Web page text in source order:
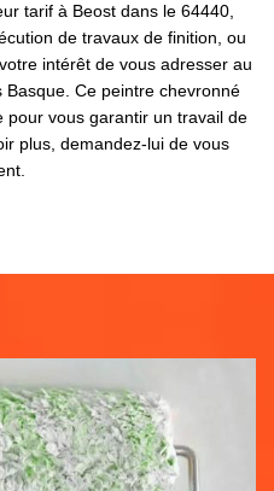
tarif à Beost dans le 64440,
de travaux de finition, ou
intérêt de vous adresser au
Ce peintre chevronné
pour vous garantir un travail de
plus, demandez-lui de vous